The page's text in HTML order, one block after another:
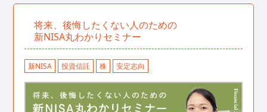
損したらどうしようと始める前から不安
結局のところ何が正解かわからない
資産運用はじめてセミナーの詳細を見る
将来、後悔したくない人のための
新NISA丸わかりセミナー
新NISA 投資信託 株 安定志向